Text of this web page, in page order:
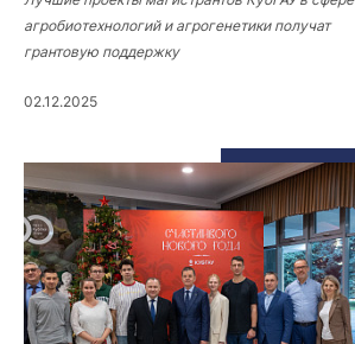
агробиотехнологий и агрогенетики получат
грантовую поддержку
02.12.2025